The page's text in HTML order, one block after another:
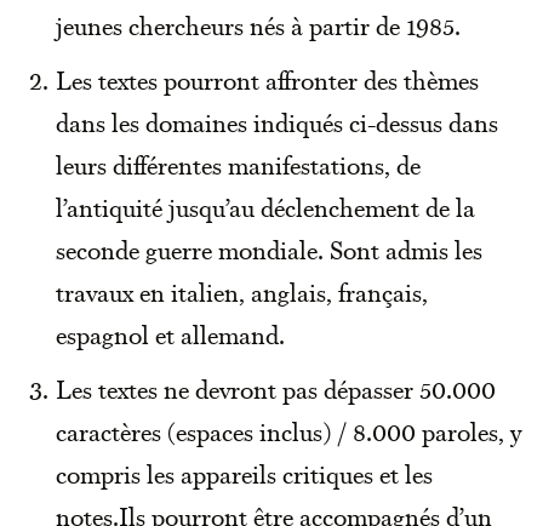
jeunes chercheurs nés à partir de 1985.
Les textes pourront affronter des thèmes
dans les domaines indiqués ci-dessus dans
leurs différentes manifestations, de
l’antiquité jusqu’au déclenchement de la
seconde guerre mondiale. Sont admis les
travaux en italien, anglais, français,
espagnol et allemand.
Les textes ne devront pas dépasser 50.000
caractères (espaces inclus) / 8.000 paroles, y
compris les appareils critiques et les
notes.Ils pourront être accompagnés d’un